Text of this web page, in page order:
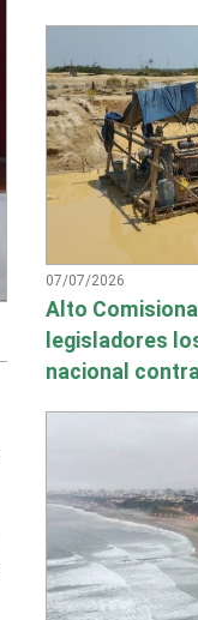
07/07/2026
Alto
legisladores
nacional